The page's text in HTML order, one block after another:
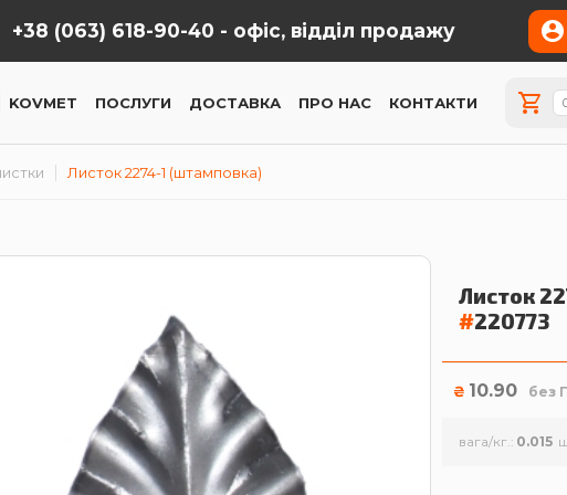
+38 (063) 618-90-40 - офіс, відділ продажу
KOVMET ПОСЛУГИ ДОСТАВКА ПРО НАС КОНТАКТИ
Листок 2274-1 (штамповка)
Листок
#220773
₴ 10.90 без
вага/кг. 0.015